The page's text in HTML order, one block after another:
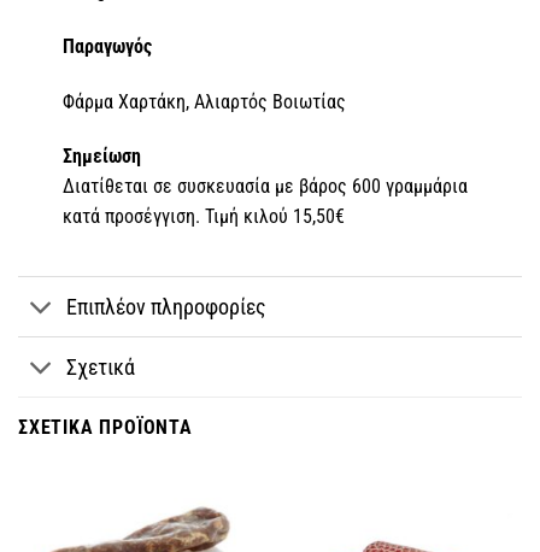
Παραγωγός
Φάρμα Χαρτάκη, Αλιαρτός Βοιωτίας
Σημείωση
Διατίθεται σε συσκευασία με βάρος 600 γραμμάρια
κατά προσέγγιση. Τιμή κιλού 15,50€
Επιπλέον πληροφορίες
Σχετικά
ΣΧΕΤΙΚΆ ΠΡΟΪΌΝΤΑ